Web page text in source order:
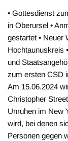
• Gottesdienst
in Oberursel •
gestartet • Neuer
Hochtaunuskreis
und
zum ersten CSD
Am 15.06.2024
Christopher
Unruhen im New
wird, bei denen
Personen gegen